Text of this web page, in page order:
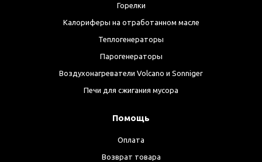
Горелки
Калориферы на отработанном масле
Теплогенераторы
Парогенераторы
Воздухонагреватели Volcano и Sonniger
Печи для сжигания мусора
Помощь
Оплата
Возврат товара